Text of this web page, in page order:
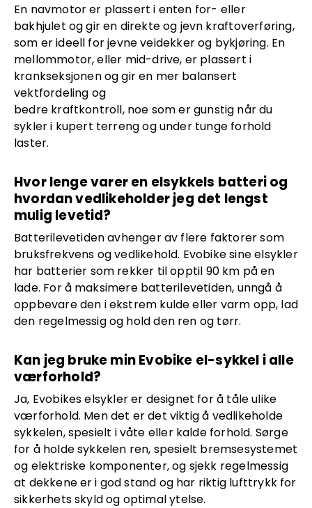
En navmotor er plassert i enten for- eller
bakhjulet og gir en direkte og jevn kraftoverføring,
som er ideell for jevne veidekker og bykjøring. En
mellommotor, eller mid-drive, er plassert i
krankseksjonen og gir en mer balansert
vektfordeling og
bedre kraftkontroll, noe som er gunstig når du
sykler i kupert terreng og under tunge forhold
laster.
Hvor lenge varer en elsykkels batteri og
hvordan vedlikeholder jeg det lengst
mulig levetid?
Batterilevetiden avhenger av flere faktorer som
bruksfrekvens og vedlikehold. Evobike sine elsykler
har batterier som rekker til opptil 90 km på en
lade. For å maksimere batterilevetiden, unngå å
oppbevare den i ekstrem kulde eller varm opp, lad
den regelmessig og hold den ren og tørr.
Kan jeg bruke min Evobike el-sykkel i alle
værforhold?
Ja, Evobikes elsykler er designet for å tåle ulike
værforhold. Men det er det viktig å vedlikeholde
sykkelen, spesielt i våte eller kalde forhold. Sørge
for å holde sykkelen ren, spesielt bremsesystemet
og elektriske komponenter, og sjekk regelmessig
at dekkene er i god stand og har riktig lufttrykk for
sikkerhets skyld og optimal ytelse.